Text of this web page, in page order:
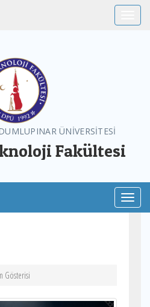
ÜNİVERSİTESİ
Fakültesi
Gösterisi